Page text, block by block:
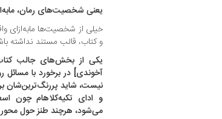
یعنی شخصیت‌های رمان،
خیلی از شخصیت‌ها مابه‌ازای
و کتاب، قالب مستند نداشته
یکی از بخش‌های جالب
آخوندی] در برخورد با مسائل
نیست، شاید پررنگ‌ترین‌شان
و ادای تکیه‌کلاهام چون
می‌شود، هرچند طنز حول محور